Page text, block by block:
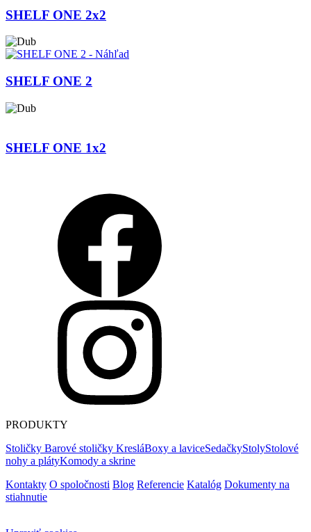
SHELF ONE 2x2
SHELF ONE 2
SHELF ONE 1x2
PRODUKTY
Stoličky Barové stoličky KresláBoxy a laviceSedačkyStolyStolové
nohy a plátyKomody a skrine
Kontakty O spoločnosti Blog Referencie Katalóg Dokumenty na
stiahnutie